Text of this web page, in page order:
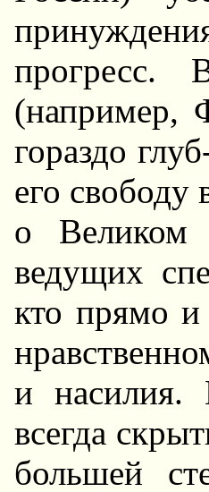
прогресс.
(например,
гораздо
его свободу
о Великом
ведущих
кто прямо и
и насилия.
всегда
большей